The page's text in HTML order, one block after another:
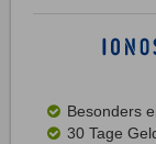
Besonders
30 Tage